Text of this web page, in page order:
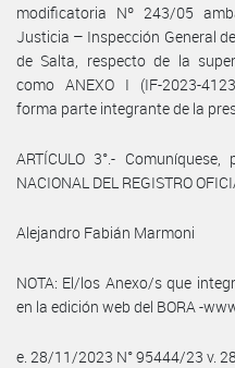
modificatoria Nº 243/05
Justicia – Inspección General
de Salta, respecto de la
como ANEXO I (IF-2023-
forma parte integrante de la
ARTÍCULO 3°.-
NACIONAL DEL REGISTRO
Alejandro Fabián Marmoni
NOTA: El/los Anexo/s que
en la edición web del BORA -
e. 28/11/2023 N° 95444/23 v.